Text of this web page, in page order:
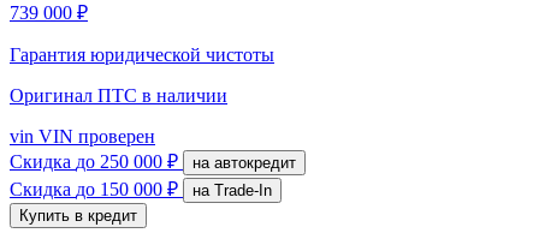
739 000 ₽
Гарантия юридической чистоты
Оригинал ПТС в наличии
vin VIN проверен
Скидка до 250 000 ₽ на автокредит
Скидка до 150 000 ₽
на Trade-In
Купить в кредит